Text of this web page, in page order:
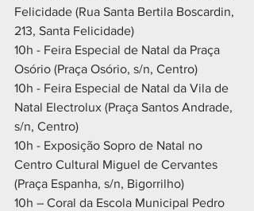
Felicidade (Rua Santa Bertila Boscardin,
213, Santa Felicidade)
10h - Feira Especial de Natal da Praça
Osório (Praça Osório, s/n, Centro)
10h - Feira Especial de Natal da Vila de
Natal Electrolux (Praça Santos Andrade,
s/n, Centro)
10h - Exposição Sopro de Natal no
Centro Cultural Miguel de Cervantes
(Praça Espanha, s/n, Bigorrilho)
10h – Coral da Escola Municipal Pedro